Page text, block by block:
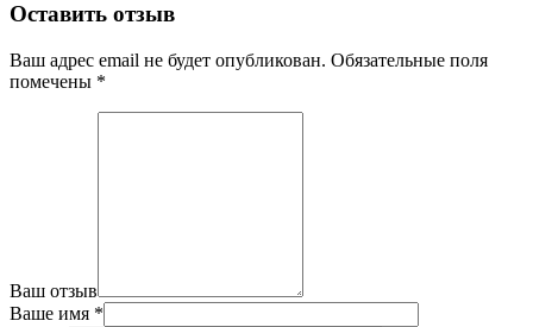
Оставить отзыв
Ваш адрес email не будет опубликован. Обязательные поля
помечены *
Ваш отзыв
Ваше имя *